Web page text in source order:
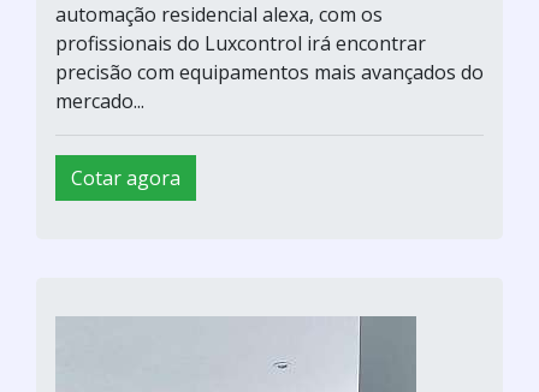
automação residencial alexa, com os
profissionais do Luxcontrol irá encontrar
precisão com equipamentos mais avançados do
mercado...
Cotar agora